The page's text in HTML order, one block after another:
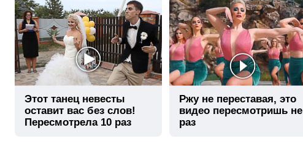
Этот танец невесты
оставит вас без слов!
Пересмотрела 10 раз
Ржу не переставая, это
видео пересмотришь не
раз